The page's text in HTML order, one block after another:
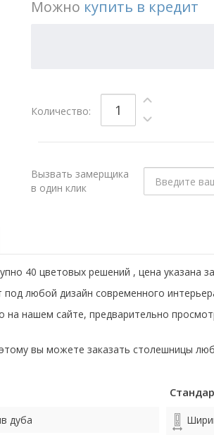
Можно купить в кредит
Количество:
Вызвать замерщика
в один клик
40 цветовых решений , цена указана
любой дизайн современного
нашем сайте, предварительно
вы можете заказать столешницы
дуба